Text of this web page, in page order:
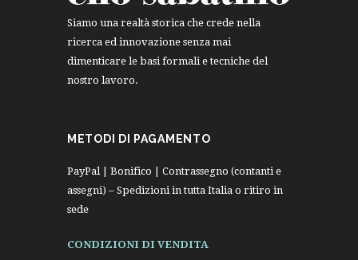
Siamo una realtà storica che crede nella
ricerca ed innovazione senza mai
dimenticare le basi formali e tecniche del
nostro lavoro.
METODI DI PAGAMENTO
PayPal | Bonifico | Contrassegno (contanti e
assegni) – Spedizioni in tutta Italia o ritiro in
sede
CONDIZIONI DI VENDITA